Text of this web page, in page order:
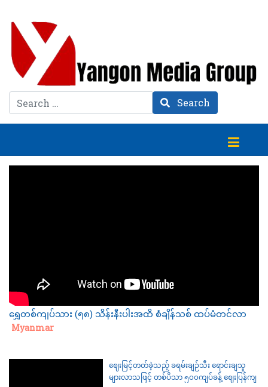
Search Search
ရွှေတစ်ကျပ်သား (၅၈) သိန်းနီးပါးအထိ စံချိန်သစ် ထပ်မံတင်လာ
Category:
Myanmar
ဈေးမြင့်တတ်ခဲ့သည့် ခရမ်းချဉ်သီး ရောင်းချသူ
များလာသဖြင့် တစ်ပိသာ ၅၀၀ကျပ်ခန့် ဈေးပြန်ကျ